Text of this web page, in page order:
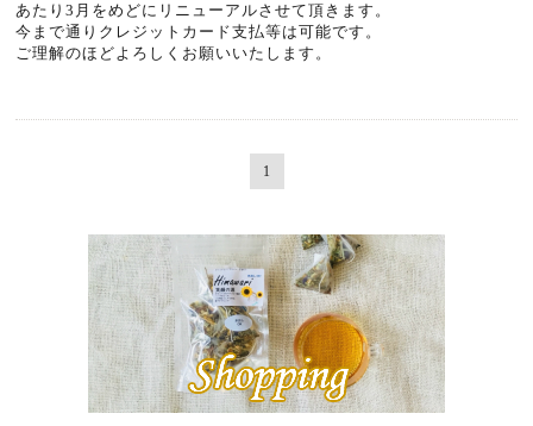
あたり3月をめどにリニューアルさせて頂きます。
今まで通りクレジットカード支払等は可能です。
ご理解のほどよろしくお願いいたします。
1